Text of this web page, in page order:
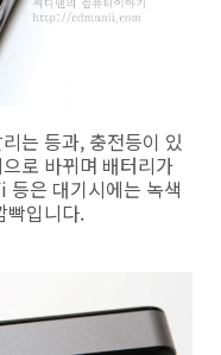
는 등과, 충전등이 있
로 바뀌며 배터리가
등은 대기시에는 녹색
빡입니다.